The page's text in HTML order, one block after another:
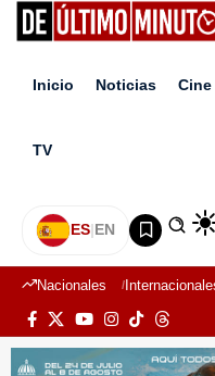
Inicio Noticias Cine
TV
ES|EN
Nacionales